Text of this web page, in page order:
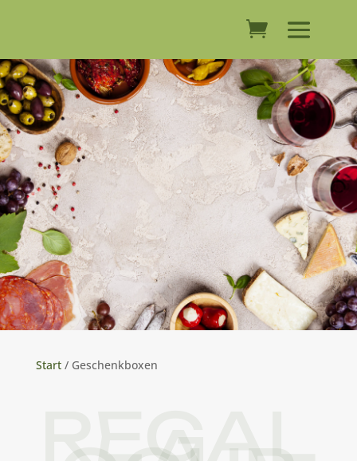
Start/ Geschenkboxen
REGAL